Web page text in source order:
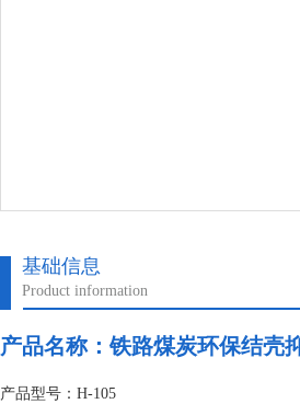
基础信息
Product information
产品名称： 铁路煤炭环保结壳
产品型号：H-105